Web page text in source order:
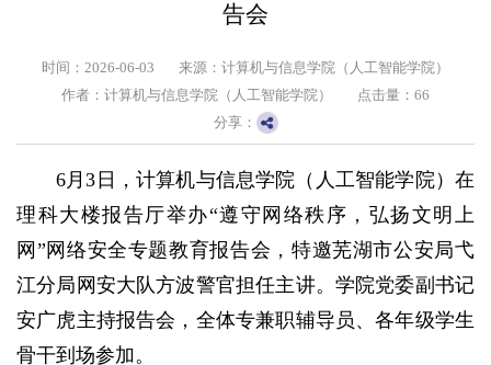
告会
时间：2026-06-03
来源：计算机与信息学院（人工智能学院）
作者：计算机与信息学院（人工智能学院）
点击量： 66
分享：
6月3日，计算机与信息学院（人工智能学院）在
理科大楼报告厅举办“遵守网络秩序，弘扬文明上
网”网络安全专题教育报告会，特邀芜湖市公安局弋
江分局网安大队方波警官担任主讲。学院党委副书记
安广虎主持报告会，全体专兼职辅导员、各年级学生
骨干到场参加。